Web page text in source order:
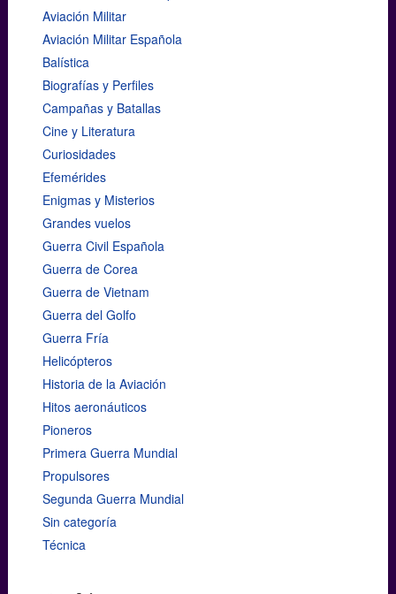
Aviación Militar
Aviación Militar Española
Balística
Biografías y Perfiles
Campañas y Batallas
Cine y Literatura
Curiosidades
Efemérides
Enigmas y Misterios
Grandes vuelos
Guerra Civil Española
Guerra de Corea
Guerra de Vietnam
Guerra del Golfo
Guerra Fría
Helicópteros
Historia de la Aviación
Hitos aeronáuticos
Pioneros
Primera Guerra Mundial
Propulsores
Segunda Guerra Mundial
Sin categoría
Técnica